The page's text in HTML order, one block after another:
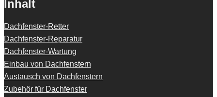
Inhalt
Dachfenster-Retter
Dachfenster-Reparatur
Dachfenster-Wartung
Einbau von Dachfenstern
Austausch von Dachfenstern
Zubehör für Dachfenster